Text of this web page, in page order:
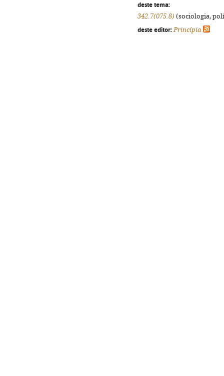
deste tema:
342.7(075.8) (sociologia,
deste editor: Princípia